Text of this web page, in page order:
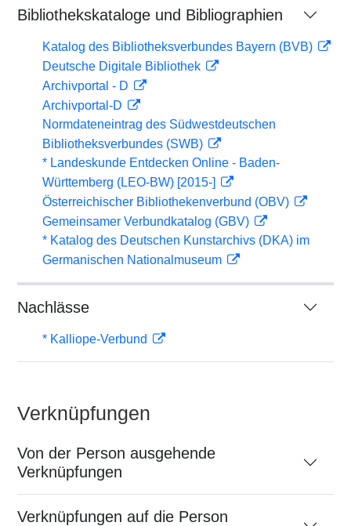
Bibliothekskataloge und Bibliographien
Katalog des Bibliotheksverbundes Bayern (BVB)
Deutsche Digitale Bibliothek
Archivportal - D
Archivportal-D
Normdateneintrag des Südwestdeutschen
Bibliotheksverbundes (SWB)
* Landeskunde Entdecken Online - Baden-
Württemberg (LEO-BW) [2015-]
Österreichischer Bibliothekenverbund (OBV)
Gemeinsamer Verbundkatalog (GBV)
* Katalog des Deutschen Kunstarchivs (DKA) im
Germanischen Nationalmuseum
Nachlässe
* Kalliope-Verbund
Verknüpfungen
Von der Person ausgehende
Verknüpfungen
Verknüpfungen auf die Person